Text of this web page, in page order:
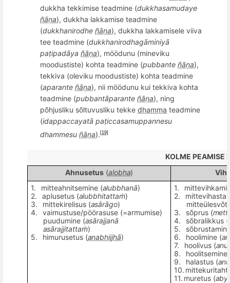
dukkha tekkimise teadmine (dukkhasamudaye
ñāṇa), dukkha lakkamise teadmine
(dukkhanirodhe ñāṇa), dukkha lakkamisele viiva
tee teadmine (dukkhanirodhagāminiyā
paṭipadāya ñāṇa), möödunu (mineviku
moodustiste) kohta teadmine (pubbante ñāṇa),
tekkiva (oleviku moodustiste) kohta teadmine
(aparante ñāṇa), nii möödunu kui tekkiva kohta
teadmine (pubbantāparante ñāṇa), ning
põhjusliku sõltuvusliku tekke dhamma teadmine
(idappaccayatā paṭiccasamuppannesu
dhammesu ñāṇa). [19]
KOLME PEAMISE
Ahnusetus(alobha)
1.
mitteahnitsemine (alubbhanā)
2.
aplusetus (alubbhitattaṁ)
3.
mittekirelisus (asārāgo)
4.
vaimustuse/pöörasuse (=armumise)
puudumine (asārajjanā
asārajjitattaṁ)
5.
himurusetus (anabhijjhā)
1.
2.
mitteülesvõ
3.
sõprus (metti
4.
sõbralikkus (
5.
6.
hoolimine (
7.
hoolivus (
8.
hoolitsemine
9.
halastus (
10.
11. muretus (